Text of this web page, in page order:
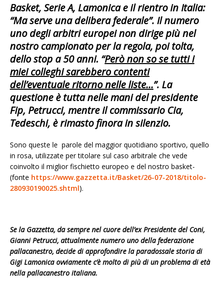
Basket, Serie A, Lamonica e il rientro in Italia:
“Ma serve una delibera federale”. Il numero
uno degli arbitri europei non dirige più nel
nostro campionato per la regola, poi tolta,
dello stop a 50 anni. “Però non so se tutti i
miei colleghi sarebbero contenti
dell’eventuale ritorno nelle liste…”. La
questione è tutta nelle mani del presidente
Fip, Petrucci, mentre il commissario Cia,
Tedeschi, è rimasto finora in silenzio.
Sono queste le parole del maggior quotidiano sportivo, quello
in rosa, utilizzate per titolare sul caso arbitrale che vede
coinvolto il miglior fischietto europeo e del nostro basket-
(fonte https://www.gazzetta.it/Basket/26-07-2018/titolo-
280930190025.shtml).
Se la Gazzetta, da sempre nel cuore dell’ex Presidente del Coni,
Gianni Petrucci, attualmente numero uno della federazione
pallacanestro, decide di approfondire la paradossale storia di
Gigi Lamonica ovviamente c’è molto di più di un problema di età
nella pallacanestro italiana.